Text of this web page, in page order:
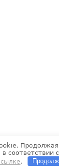
Продолжая
соответствии
.